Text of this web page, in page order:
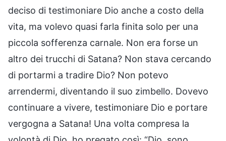
deciso di testimoniare Dio anche a costo della
vita, ma volevo quasi farla finita solo per una
piccola sofferenza carnale. Non era forse un
altro dei trucchi di Satana? Non stava cercando
di portarmi a tradire Dio? Non potevo
arrendermi, diventando il suo zimbello. Dovevo
continuare a vivere, testimoniare Dio e portare
vergogna a Satana! Una volta compresa la